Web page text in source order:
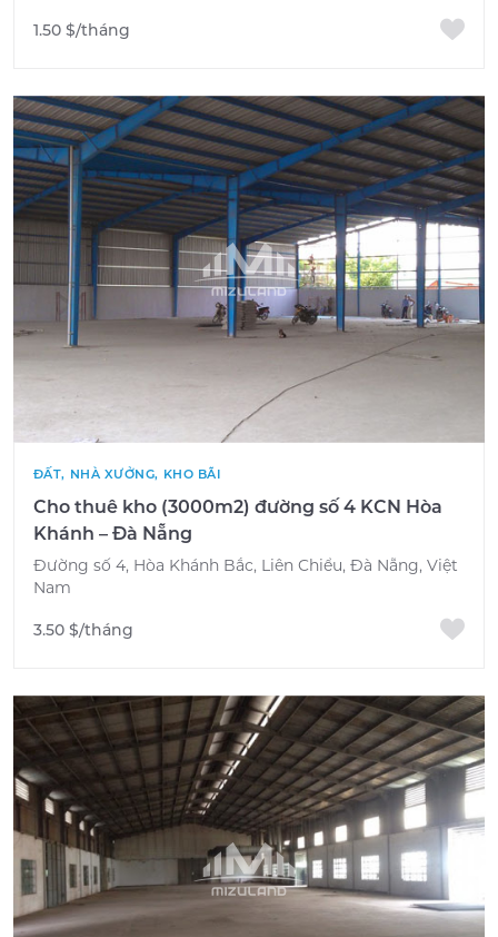
1.50 $/tháng
ĐẤT, NHÀ XƯỞNG, KHO BÃI
Cho thuê kho (3000m2) đường số 4 KCN Hòa
Khánh – Đà Nẵng
Đường số 4, Hòa Khánh Bắc, Liên Chiểu, Đà Nẵng, Việt
Nam
3.50 $/tháng